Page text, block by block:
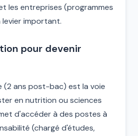
les entreprises (programmes
important.
pour devenir
(2 ans post-bac) est la voie
en nutrition ou sciences
d'accéder à des postes à
(chargé d'études,